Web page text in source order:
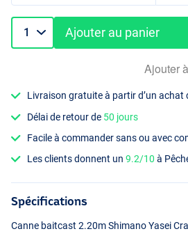
Ajouter au panier
Ajouter
Livraison gratuite à partir d’un achat
Délai de retour de 50 jours
Facile à commander sans ou avec
Les clients donnent un9.2/10 à
Spécifications
Canne baitcast 2.20m Shimano Yasei